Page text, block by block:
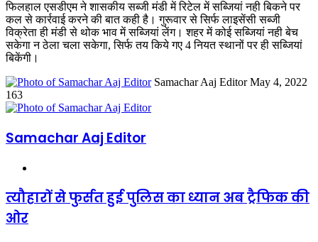
फिलहाल एसडीएम ने शासकीय सब्जी मंडी में रिटेल में सब्जियां नही बिकने पर
कल से कार्रवाई करने की बात कही है। गुरूवार से सिर्फ लाइसेंसी सब्जी
विक्रेता ही मंडी से थोक भाव में सब्जियां लेंग। शहर में कोई सब्जियां नही बेच
सकेगा न ठेला चला सकेगा, सिर्फ तय किये गए 4 नियत स्थानों पर ही सब्जियां
बिकेंगी।
Samachar Aaj Editor Send
May 4, 2022
163
Samachar Aaj Editor
त्यौहारों से फुर्सत हुई पुलिस का ध्यान अब ट्रैफिक की
ओर